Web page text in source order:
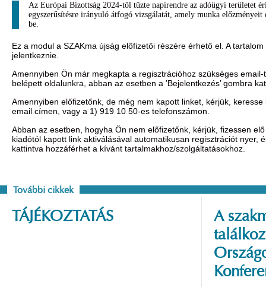
Az Európai Bizottság 2024-től tűzte napirendre az adóügyi területet
egyszerűsítésre irányuló átfogó vizsgálatát, amely munka
be.
Ez a modul a SZAKma újság előfizetői részére érhető el. A
jelentkeznie.
Amennyiben Ön már megkapta a regisztrációhoz szükséges
belépett oldalunkra, abban az esetben a ’Bejelentkezés’ gombra
Amennyiben előfizetőnk, de még nem kapott linket, kérjük,
email címen, vagy a 1) 919 10 50-es telefonszámon.
Abban az esetben, hogyha Ön nem előfizetőnk, kérjük, fizessen
kiadótól kapott link aktiválásával automatikusan regisztrációt nyer,
kattintva hozzáférhet a kívánt tartalmakhoz/szolgáltatásokhoz.
További cikkek
TÁJÉKOZTATÁS
A